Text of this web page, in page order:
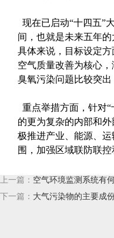
现在已启动“十四五”
间，也就是未来五年的
具体来说，目标设定
空气质量改善为核心
臭氧污染问题比较突
重点举措方面，针对
的更为复杂的内部和
极推进产业、能源、
围，加强区域联防联
上一篇： 空气环境监测系统有
下一篇： 大气污染物的主要成